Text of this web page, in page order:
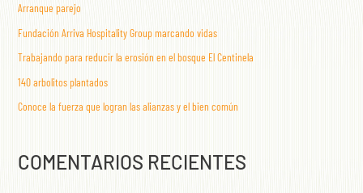
Arranque parejo
Fundación Arriva Hospitality Group marcando vidas
Trabajando para reducir la erosión en el bosque El Centinela
140 arbolitos plantados
Conoce la fuerza que logran las alianzas y el bien común
COMENTARIOS RECIENTES